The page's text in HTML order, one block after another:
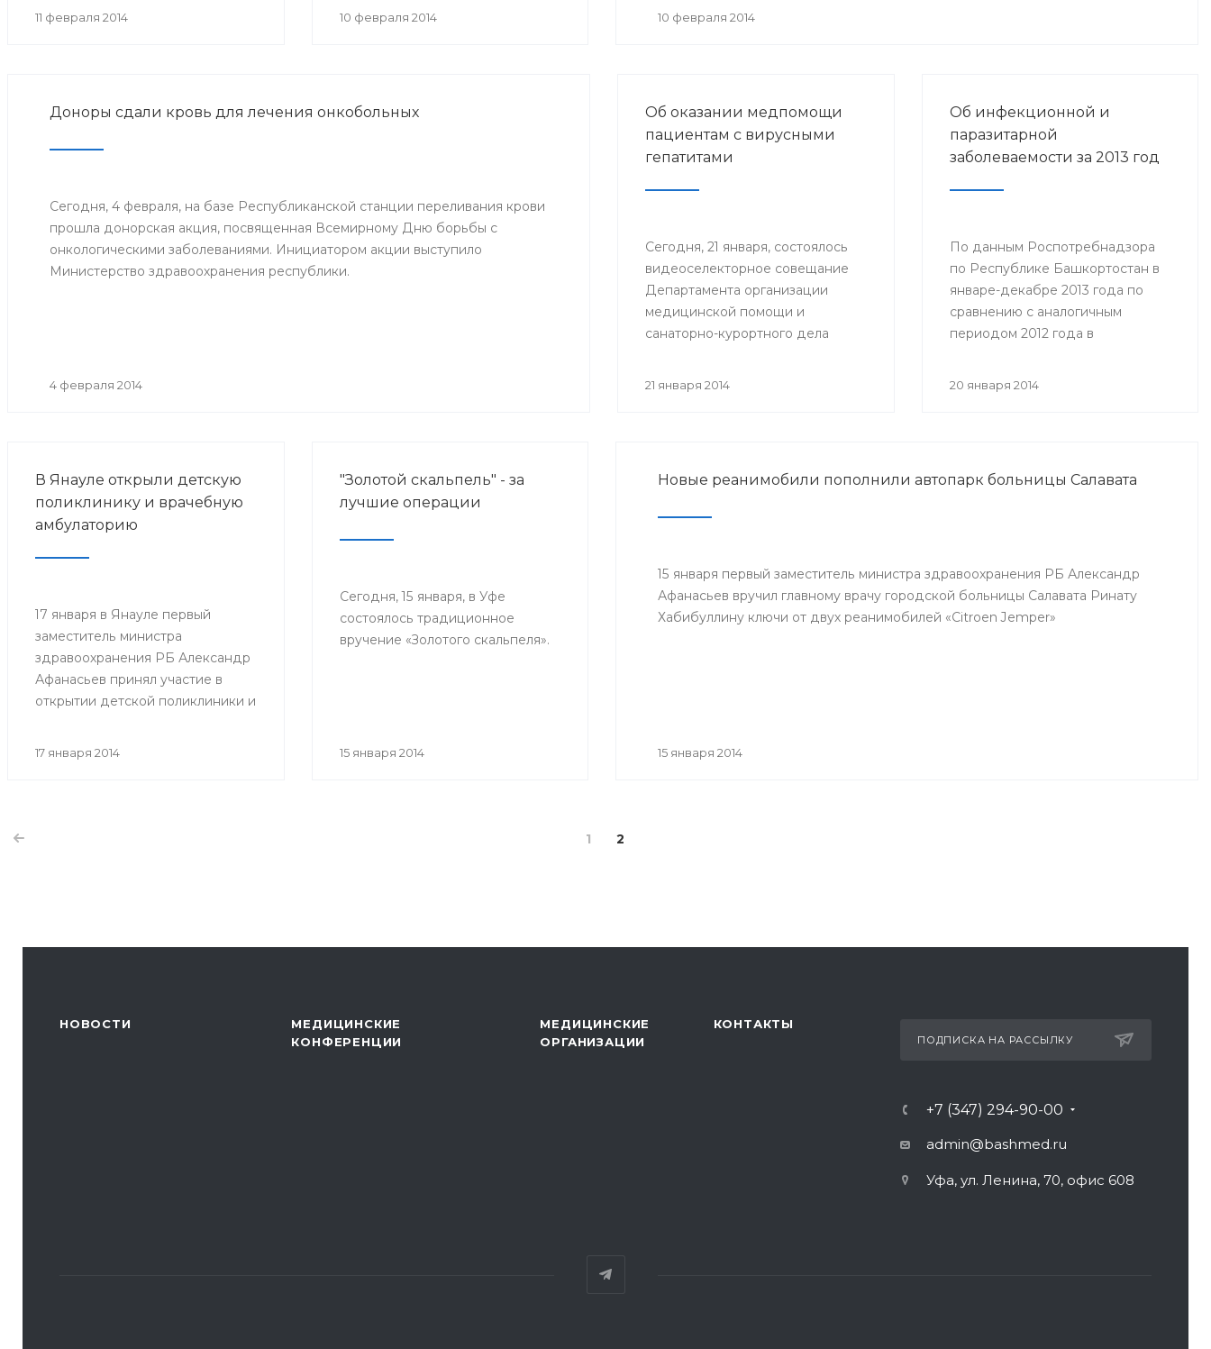
комплекса в Городской
11 февраля 2014
Республики Башкортостана,
на базе Медицинского
10 февраля 2014 10 февраля 2014
Доноры сдали кровь для лечения онкобольных
Сегодня, 4 февраля, на базе Республиканской станции переливания крови
прошла донорская акция, посвященная Всемирному Дню борьбы с
онкологическими заболеваниями. Инициатором акции выступило
Министерство здравоохранения республики.
4 февраля 2014
Об оказании медпомощи
пациентам с вирусными
гепатитами
Сегодня, 21 января, состоялось
видеоселекторное совещание
Департамента организации
медицинской помощи и
санаторно-курортного дела
21 января 2014
Об инфекционной и
паразитарной
заболеваемости за 2013 год
По данным Роспотребнадзора
по Республике Башкортостан в
январе-декабре 2013 года по
сравнению с аналогичным
периодом 2012 года в
20 января 2014
В Янауле открыли детскую
поликлинику и врачебную
амбулаторию
17 января в Янауле первый
заместитель министра
здравоохранения РБ Александр
Афанасьев принял участие в
открытии детской поликлиники и
17 января 2014
"Золотой скальпель" - за
лучшие операции
Сегодня, 15 января, в Уфе
состоялось традиционное
вручение «Золотого скальпеля».
15 января 2014
Новые реанимобили пополнили автопарк больницы Салавата
15 января первый заместитель министра здравоохранения РБ Александр
Афанасьев вручил главному врачу городской больницы Салавата Ринату
Хабибуллину ключи от двух реанимобилей «Citroen Jemper»
15 января 2014
1 2
НОВОСТИ
МЕДИЦИНСКИЕ
КОНФЕРЕНЦИИ
МЕДИЦИНСКИЕ
ОРГАНИЗАЦИИ
КОНТАКТЫ
ПОДПИСКА НА РАССЫЛКУ
+7 (347) 294-90-00
admin@bashmed.ru
Уфа, ул. Ленина, 70, офис 608